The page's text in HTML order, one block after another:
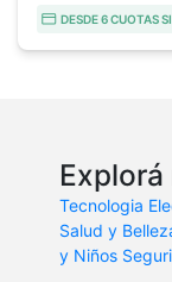
DESDE 6 CUOTAS
Tecnologia
Salud y
y Niños